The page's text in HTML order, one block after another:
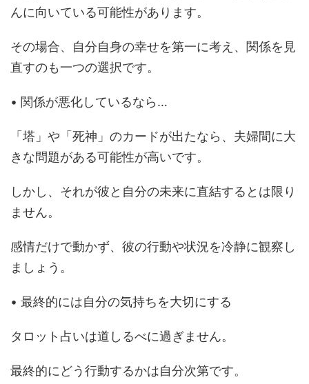
んに向いている可能性があります。
その場合、自分自身の幸せを第一に考え、関係を見
直すのも一つの選択です。
• 関係が悪化しているなら…
「塔」や「死神」のカードが出たなら、夫婦間に大
きな問題がある可能性が高いです。
しかし、それが彼と自分の未来に直結するとは限り
ません。
感情だけで動かず、彼の行動や状況を冷静に観察し
ましょう。
• 最終的には自分の気持ちを大切にする
タロット占いは道しるべに過ぎません。
最終的にどう行動するかは自分次第です。